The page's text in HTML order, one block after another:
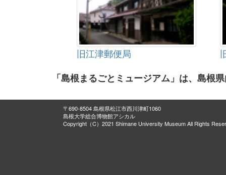
旧江津郵便局
「島根まるごとミュージアム」は、島根
〒690-8504 島根県松江市西川津町1060
島根大学総合博物館アシカル
Copyright（C）2021 Shimane University Museum All Rights